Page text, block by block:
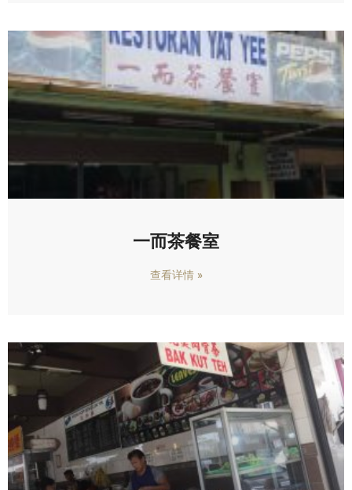
一而茶餐室
查看详情 »